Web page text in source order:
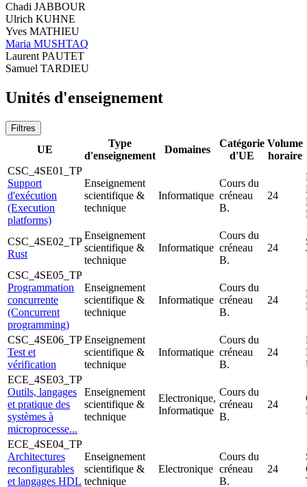
Chadi JABBOUR
Ulrich KUHNE
Yves MATHIEU
Maria MUSHTAQ
Laurent PAUTET
Samuel TARDIEU
Unités d'enseignement
Filtres
UE
Type
d'enseignement
Domaines
Catégorie
d'UE
Volume
horaire
CSC_4SE01_TP
Support
d'exécution
(Execution
platforms)
Enseignement
scientifique &
technique
Informatique
Cours du
créneau
B.
24
CSC_4SE02_TP
Rust
Enseignement
scientifique &
technique
Informatique
Cours du
créneau
B.
24
CSC_4SE05_TP
Programmation
concurrente
(Concurrent
programming)
Enseignement
scientifique &
technique
Informatique
Cours du
créneau
B.
24
CSC_4SE06_TP
Test et
vérification
Enseignement
scientifique &
technique
Informatique
Cours du
créneau
B.
24
ECE_4SE03_TP
Outils, langages
et pratique des
systèmes à
microprocesse...
Enseignement
scientifique &
technique
Electronique,
Informatique
Cours du
créneau
B.
24
ECE_4SE04_TP
Architectures
reconfigurables
et langages HDL
Enseignement
scientifique &
technique
Electronique
Cours du
créneau
B.
24